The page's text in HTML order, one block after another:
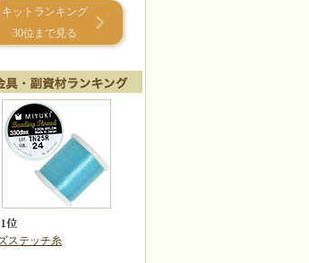
キットランキング
30位まで見る
ステッチ糸